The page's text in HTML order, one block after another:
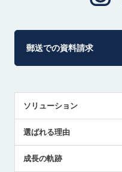
郵送での資料請求
ソリューション
解決策提案
選ばれる理由
成長の軌跡